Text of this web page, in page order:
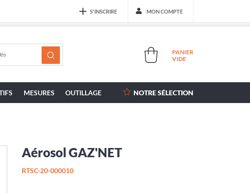
S'INSCRIRE MON COMPTE
PANIER
VIDE
MESURES OUTILLAGE NOTRE SÉLECTION
Aérosol GAZ'NET
RTSC-20-000010